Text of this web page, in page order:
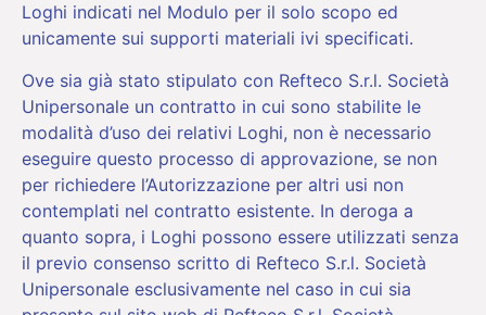
Loghi indicati nel Modulo per il solo scopo ed
unicamente sui supporti materiali ivi specificati.
Ove sia già stato stipulato con Refteco S.r.l. Società
Unipersonale un contratto in cui sono stabilite le
modalità d’uso dei relativi Loghi, non è necessario
eseguire questo processo di approvazione, se non
per richiedere l’Autorizzazione per altri usi non
contemplati nel contratto esistente. In deroga a
quanto sopra, i Loghi possono essere utilizzati senza
il previo consenso scritto di Refteco S.r.l. Società
Unipersonale esclusivamente nel caso in cui sia